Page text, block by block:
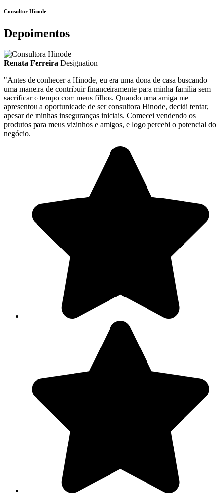
Consultor Hinode
Depoimentos
Renata Ferreira Designation
"Antes de conhecer a Hinode, eu era uma dona de casa buscando
uma maneira de contribuir financeiramente para minha família sem
sacrificar o tempo com meus filhos. Quando uma amiga me
apresentou a oportunidade de ser consultora Hinode, decidi tentar,
apesar de minhas inseguranças iniciais. Comecei vendendo os
produtos para meus vizinhos e amigos, e logo percebi o potencial do
negócio.